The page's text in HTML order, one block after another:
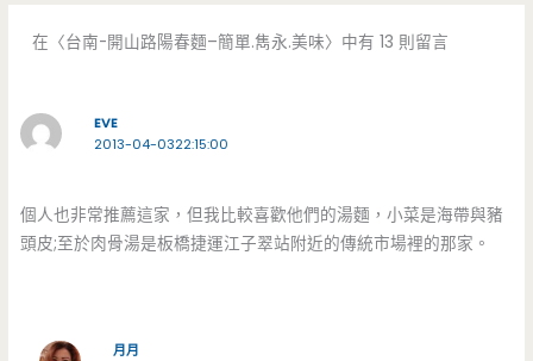
在〈台南-開山路陽春麵–簡單.雋永.美味〉中有 13 則留言
EVE
2013-04-0322:15:00
個人也非常推薦這家，但我比較喜歡他們的湯麵，小菜是海帶與豬
頭皮;至於肉骨湯是板橋捷運江子翠站附近的傳統市場裡的那家。
月月